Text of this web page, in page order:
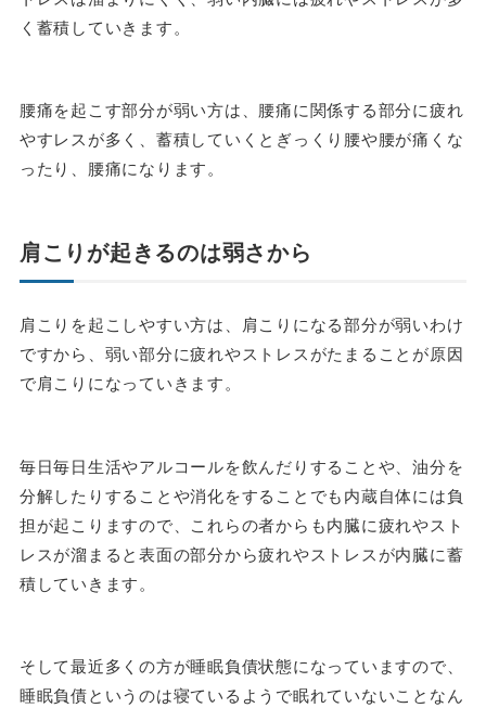
く蓄積していきます。
腰痛を起こす部分が弱い方は、腰痛に関係する部分に疲れ
やすレスが多く、蓄積していくとぎっくり腰や腰が痛くな
ったり、腰痛になります。
肩こりが起きるのは弱さから
肩こりを起こしやすい方は、肩こりになる部分が弱いわけ
ですから、弱い部分に疲れやストレスがたまることが原因
で肩こりになっていきます。
毎日毎日生活やアルコールを飲んだりすることや、油分を
分解したりすることや消化をすることでも内蔵自体には負
担が起こりますので、これらの者からも内臓に疲れやスト
レスが溜まると表面の部分から疲れやストレスが内臓に蓄
積していきます。
そして最近多くの方が睡眠負債状態になっていますので、
睡眠負債というのは寝ているようで眠れていないことなん